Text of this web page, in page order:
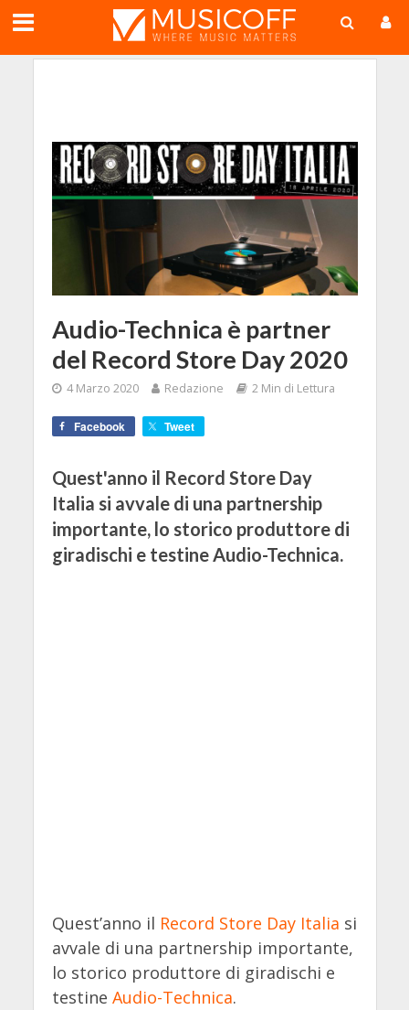
Audio-Technica è partner
del Record Store Day 2020
4 Marzo 2020 Redazione 2 Min di Lettura
Facebook Tweet
Quest'anno il Record Store Day
Italia si avvale di una partnership
importante, lo storico produttore di
giradischi e testine Audio-Technica.
Quest’anno il Record Store Day Italia si
avvale di una partnership importante,
lo storico produttore di giradischi e
testine Audio-Technica.